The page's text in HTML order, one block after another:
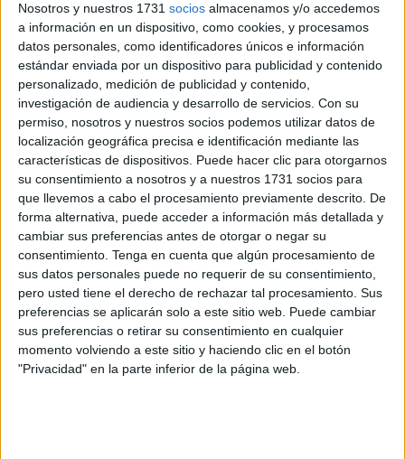
Nosotros y nuestros 1731 socios almacenamos y/o accedemos
a información en un dispositivo, como cookies, y procesamos
datos personales, como identificadores únicos e información
estándar enviada por un dispositivo para publicidad y contenido
personalizado, medición de publicidad y contenido,
investigación de audiencia y desarrollo de servicios. Con su
permiso, nosotros y nuestros socios podemos utilizar datos de
localización geográfica precisa e identificación mediante las
características de dispositivos. Puede hacer clic para otorgarnos
su consentimiento a nosotros y a nuestros 1731 socios para
que llevemos a cabo el procesamiento previamente descrito. De
forma alternativa, puede acceder a información más detallada y
cambiar sus preferencias antes de otorgar o negar su
consentimiento. Tenga en cuenta que algún procesamiento de
sus datos personales puede no requerir de su consentimiento,
pero usted tiene el derecho de rechazar tal procesamiento. Sus
preferencias se aplicarán solo a este sitio web. Puede cambiar
sus preferencias o retirar su consentimiento en cualquier
momento volviendo a este sitio y haciendo clic en el botón
"Privacidad" en la parte inferior de la página web.
atención con siluetas Navidad
SUSCRIBETE